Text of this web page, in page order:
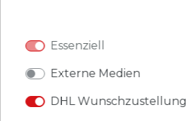
Essenziell
Externe Medien
DHL Wunschzustellung